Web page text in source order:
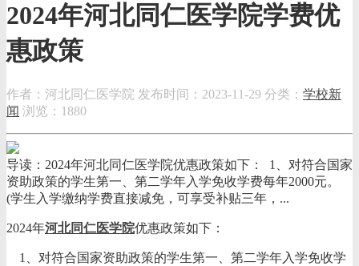
2024年河北同仁医学院学费优
惠政策
作者：河北同仁医学院 发布时间：2023-11-29 分类： 学校新
闻 浏览：1880
导读：2024年河北同仁医学院优惠政策如下： 1、对符合国家
资助政策的学生第一、第二学年入学免收学费每年2000元。
(学生入学缴纳学费直接减免，可享受补贴三年，...
2024年河北同仁医学院优惠政策如下：
1、对符合国家资助政策的学生第一、第二学年入学免收学